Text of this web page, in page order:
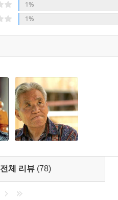
1%
1%
전체 리뷰 (78)